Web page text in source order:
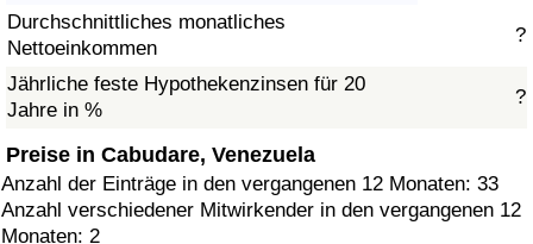
Durchschnittliches monatliches
Nettoeinkommen
?
Jährliche feste Hypothekenzinsen für 20
Jahre in %
?
Preise in Cabudare, Venezuela
Anzahl der Einträge in den vergangenen 12 Monaten: 33
Anzahl verschiedener Mitwirkender in den vergangenen 12
Monaten: 2